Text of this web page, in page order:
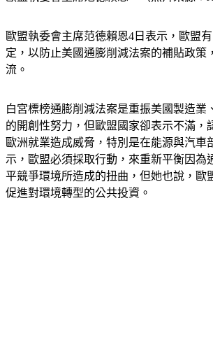
歐盟執委會主席范德賴恩4日表示，歐盟
定，以防止美國通膨削減法案的補貼政策
流。
白宮標榜通膨削減法案是重振美國製造業
的開創性努力，但歐盟國家卻表示不滿，
歐洲就業造成威脅，特別是在能源與汽車
示，歐盟必須採取行動，來重新平衡因為
平競爭環境所造成的扭曲，但她也說，歐
促進對環境轉型的公共投資。